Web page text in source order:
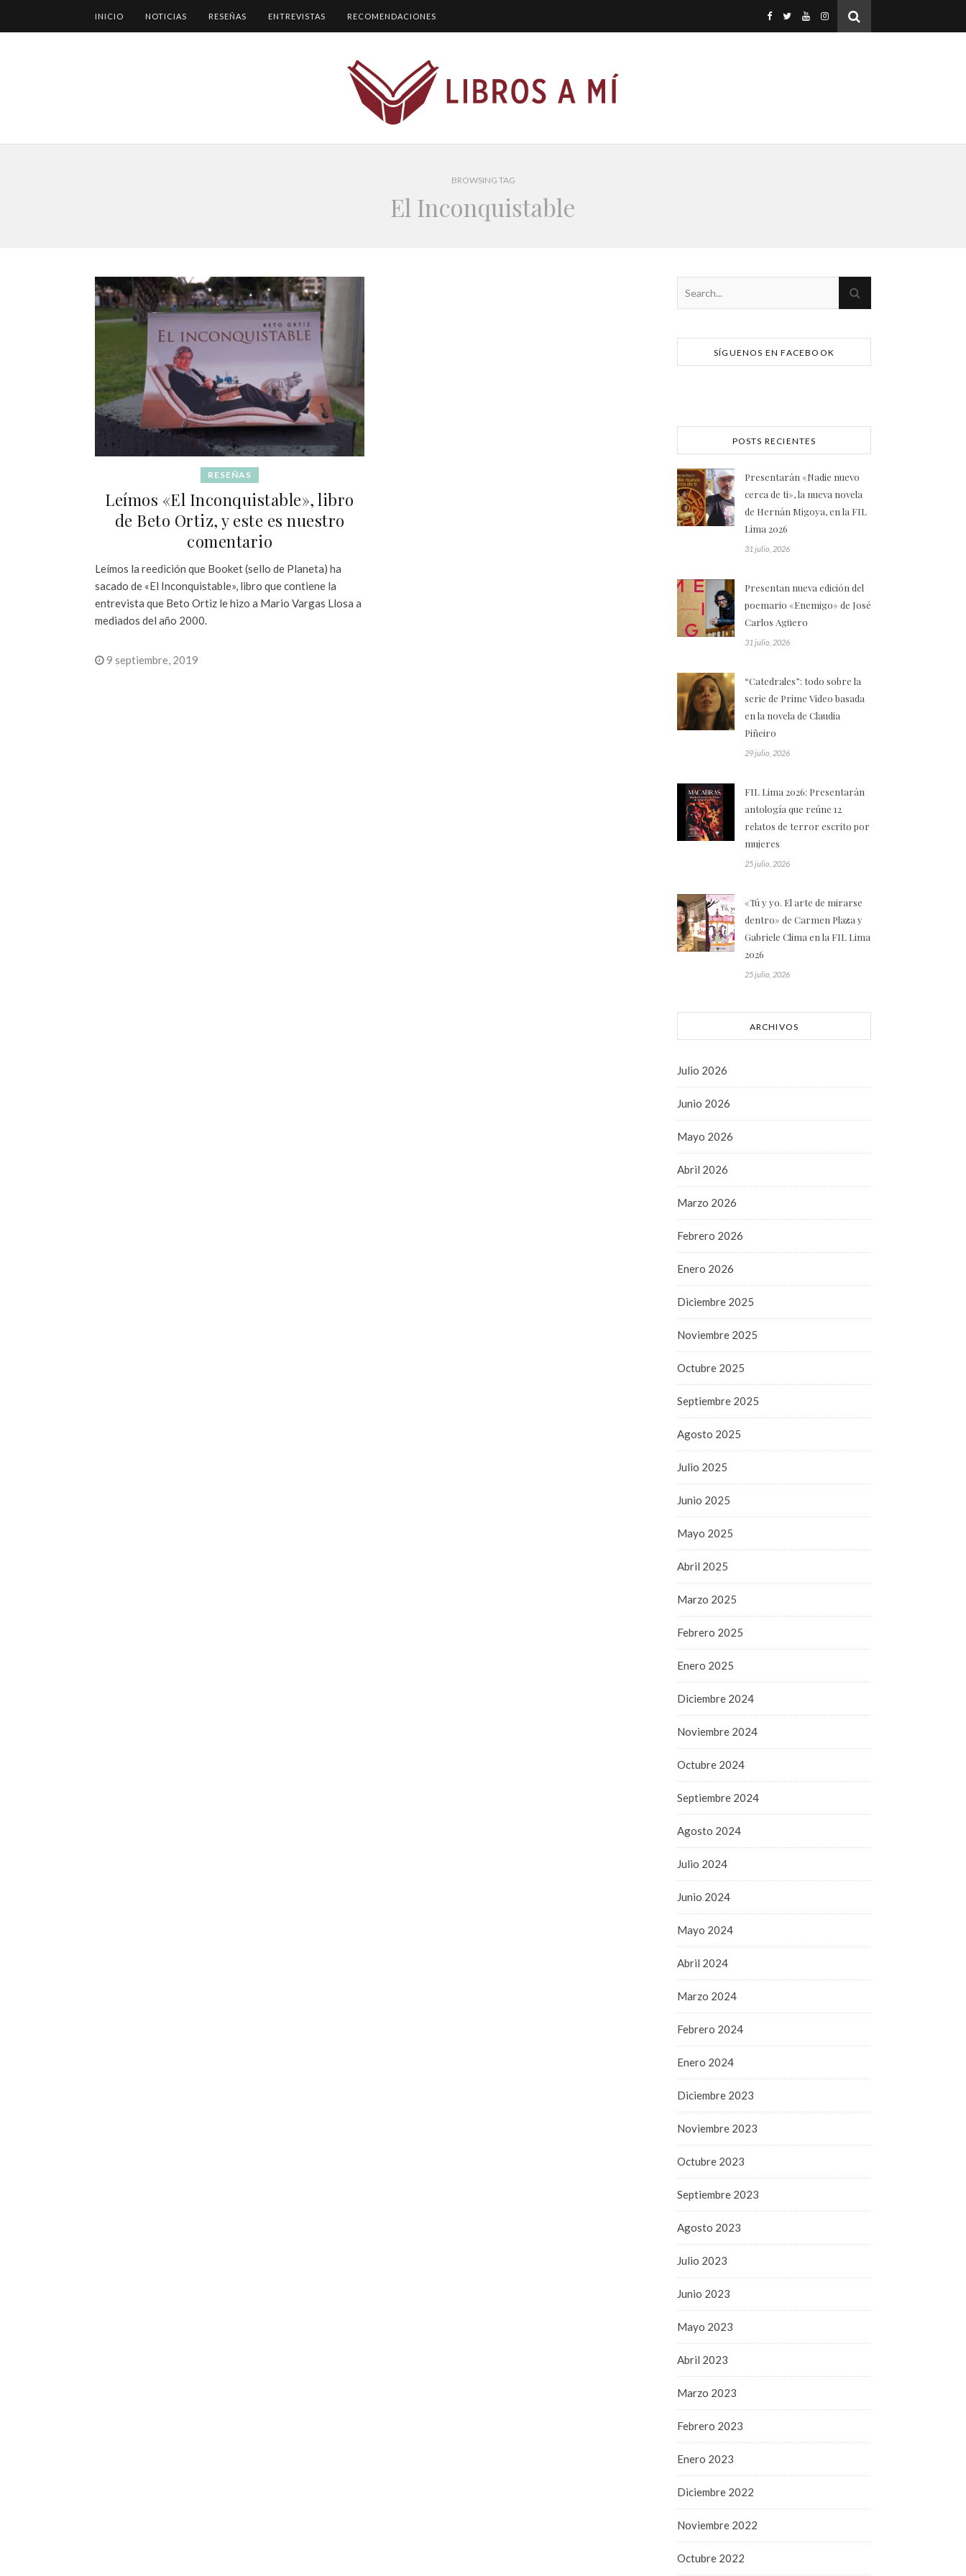
INICIO NOTICIAS RESEÑAS ENTREVISTAS RECOMENDACIONES
BROWSING TAG
El Inconquistable
RESEÑAS
Leímos «El Inconquistable», libro
de Beto Ortiz, y este es nuestro
comentario
Leímos la reedición que Booket (sello de Planeta) ha
sacado de «El Inconquistable», libro que contiene la
entrevista que Beto Ortiz le hizo a Mario Vargas Llosa a
mediados del año 2000.
9 septiembre, 2019
SÍGUENOS EN FACEBOOK
POSTS RECIENTES
Presentarán «Nadie nuevo
cerca de ti», la nueva novela
de Hernán Migoya, en la FIL
Lima 2026
31 julio, 2026
Presentan nueva edición del
poemario «Enemigo» de José
Carlos Agüero
31 julio, 2026
“Catedrales”: todo sobre la
serie de Prime Video basada
en la novela de Claudia
Piñeiro
29 julio, 2026
FIL Lima 2026: Presentarán
antología que reúne 12
relatos de terror escrito por
mujeres
25 julio, 2026
«Tú y yo. El arte de mirarse
dentro» de Carmen Plaza y
Gabriele Clima en la FIL Lima
2026
25 julio, 2026
ARCHIVOS
Julio 2026
Junio 2026
Mayo 2026
Abril 2026
Marzo 2026
Febrero 2026
Enero 2026
Diciembre 2025
Noviembre 2025
Octubre 2025
Septiembre 2025
Agosto 2025
Julio 2025
Junio 2025
Mayo 2025
Abril 2025
Marzo 2025
Febrero 2025
Enero 2025
Diciembre 2024
Noviembre 2024
Octubre 2024
Septiembre 2024
Agosto 2024
Julio 2024
Junio 2024
Mayo 2024
Abril 2024
Marzo 2024
Febrero 2024
Enero 2024
Diciembre 2023
Noviembre 2023
Octubre 2023
Septiembre 2023
Agosto 2023
Julio 2023
Junio 2023
Mayo 2023
Abril 2023
Marzo 2023
Febrero 2023
Enero 2023
Diciembre 2022
Noviembre 2022
Octubre 2022